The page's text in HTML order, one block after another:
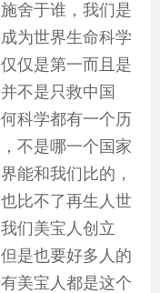
舍于谁，我们是
为世界生命科学
仅是第一而且是
不是只救中国
科学都有一个历
不是哪一个国家
能和我们比的，
比不了再生人世
们美宝人创立
是也要好多人的
美宝人都是这个